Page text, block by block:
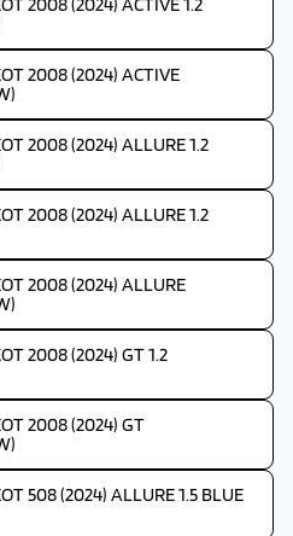
2008 (2024) ACTIVE
2008 (2024) ALLURE 1.2
2008 (2024) ALLURE 1.2
2008 (2024) ALLURE
2008 (2024) GT 1.2
2008 (2024) GT
508 (2024) ALLURE 1.5 BLUE